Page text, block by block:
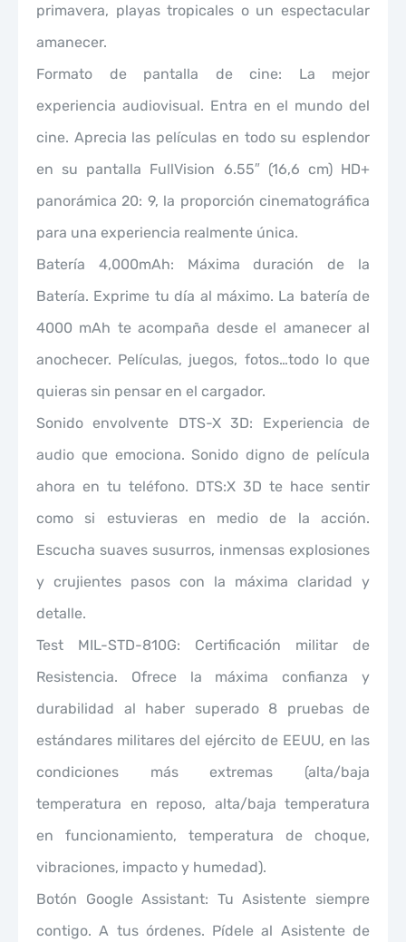
primavera, playas tropicales o un espectacular
amanecer.
Formato de pantalla de cine: La mejor
experiencia audiovisual. Entra en el mundo del
cine. Aprecia las películas en todo su esplendor
en su pantalla FullVision 6.55″ (16,6 cm) HD+
panorámica 20: 9, la proporción cinematográfica
para una experiencia realmente única.
Batería 4,000mAh: Máxima duración de la
Batería. Exprime tu día al máximo. La batería de
4000 mAh te acompaña desde el amanecer al
anochecer. Películas, juegos, fotos…todo lo que
quieras sin pensar en el cargador.
Sonido envolvente DTS-X 3D: Experiencia de
audio que emociona. Sonido digno de película
ahora en tu teléfono. DTS:X 3D te hace sentir
como si estuvieras en medio de la acción.
Escucha suaves susurros, inmensas explosiones
y crujientes pasos con la máxima claridad y
detalle.
Test MIL-STD-810G: Certificación militar de
Resistencia. Ofrece la máxima confianza y
durabilidad al haber superado 8 pruebas de
estándares militares del ejército de EEUU, en las
condiciones más extremas (alta/baja
temperatura en reposo, alta/baja temperatura
en funcionamiento, temperatura de choque,
vibraciones, impacto y humedad).
Botón Google Assistant: Tu Asistente siempre
contigo. A tus órdenes. Pídele al Asistente de